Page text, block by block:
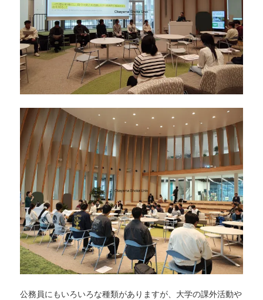
公務員にもいろいろな種類がありますが、大学の課外活動や